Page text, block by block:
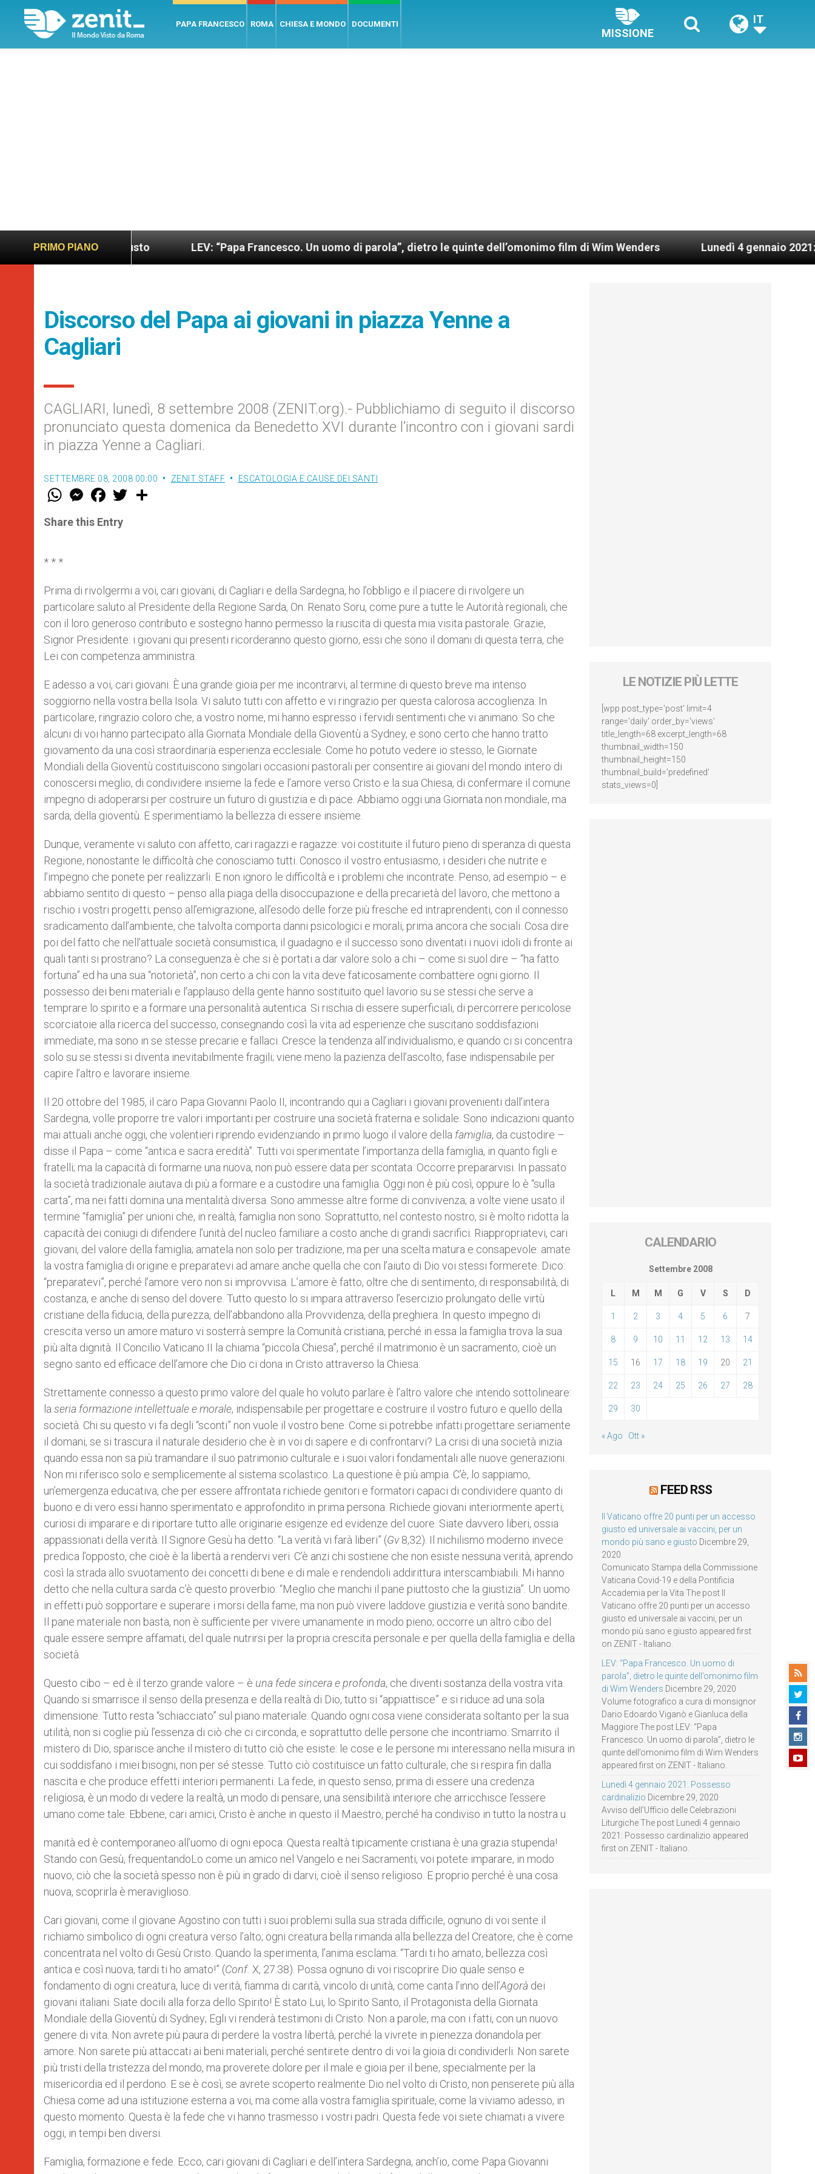
PAPA FRANCESCO ROMA CHIESA E MONDO DOCUMENTI
MISSIONE
IT
PRIMO PIANO
sano e giusto LEV: “Papa Francesco. Un uomo di parola”, dietro le quinte dell’omonimo film di Wim Wenders Lunedì 4 gennaio 2021: Possesso
Discorso del Papa ai giovani in piazza Yenne a
Cagliari
CAGLIARI, lunedì, 8 settembre 2008 (ZENIT.org).- Pubblichiamo di seguito il discorso
pronunciato questa domenica da Benedetto XVI durante l’incontro con i giovani sardi
in piazza Yenne a Cagliari.
SETTEMBRE 08, 2008 00:00 ZENIT STAFF ESCATOLOGIA E CAUSE DEI SANTI
W
t
s
M
e
s
e
F
a
e
b
w
Share this Entry
* * *
Prima di rivolgermi a voi, cari giovani, di Cagliari e della Sardegna, ho l’obbligo e il piacere di rivolgere un
particolare saluto al Presidente della Regione Sarda, On. Renato Soru, come pure a tutte le Autorità regionali, che
con il loro generoso contributo e sostegno hanno permesso la riuscita di questa mia visita pastorale. Grazie,
Signor Presidente: i giovani qui presenti ricorderanno questo giorno, essi che sono il domani di questa terra, che
Lei con competenza amministra.
E adesso a voi, cari giovani. È una grande gioia per me incontrarvi, al termine di questo breve ma intenso
soggiorno nella vostra bella Isola. Vi saluto tutti con affetto e vi ringrazio per questa calorosa accoglienza. In
particolare, ringrazio coloro che, a vostro nome, mi hanno espresso i fervidi sentimenti che vi animano. So che
alcuni di voi hanno partecipato alla Giornata Mondiale della Gioventù a Sydney, e sono certo che hanno tratto
giovamento da una così straordinaria esperienza ecclesiale. Come ho potuto vedere io stesso, le Giornate
Mondiali della Gioventù costituiscono singolari occasioni pastorali per consentire ai giovani del mondo intero di
conoscersi meglio, di condividere insieme la fede e l’amore verso Cristo e la sua Chiesa, di confermare il comune
impegno di adoperarsi per costruire un futuro di giustizia e di pace. Abbiamo oggi una Giornata non mondiale, ma
sarda, della gioventù. E sperimentiamo la bellezza di essere insieme.
Dunque, veramente vi saluto con affetto, cari ragazzi e ragazze: voi costituite il futuro pieno di speranza di questa
Regione, nonostante le difficoltà che conosciamo tutti. Conosco il vostro entusiasmo, i desideri che nutrite e
l’impegno che ponete per realizzarli. E non ignoro le difficoltà e i problemi che incontrate. Penso, ad esempio – e
abbiamo sentito di questo – penso alla piaga della disoccupazione e della precarietà del lavoro, che mettono a
rischio i vostri progetti; penso all’emigrazione, all’esodo delle forze più fresche ed intraprendenti, con il connesso
sradicamento dall’ambiente, che talvolta comporta danni psicologici e morali, prima ancora che sociali. Cosa dire
poi del fatto che nell’attuale società consumistica, il guadagno e il successo sono diventati i nuovi idoli di fronte ai
quali tanti si prostrano? La conseguenza è che si è portati a dar valore solo a chi – come si suol dire – “ha fatto
fortuna” ed ha una sua “notorietà”, non certo a chi con la vita deve faticosamente combattere ogni giorno. Il
possesso dei beni materiali e l’applauso della gente hanno sostituito quel lavorio su se stessi che serve a
temprare lo spirito e a formare una personalità autentica. Si rischia di essere superficiali, di percorrere pericolose
scorciatoie alla ricerca del successo, consegnando così la vita ad esperienze che suscitano soddisfazioni
immediate, ma sono in se stesse precarie e fallaci. Cresce la tendenza all’individualismo, e quando ci si concentra
solo su se stessi si diventa inevitabilmente fragili; viene meno la pazienza dell’ascolto, fase indispensabile per
capire l’altro e lavorare insieme.
Il 20 ottobre del 1985, il caro Papa Giovanni Paolo II, incontrando qui a Cagliari i giovani provenienti dall’intera
Sardegna, volle proporre tre valori importanti per costruire una società fraterna e solidale. Sono indicazioni quanto
mai attuali anche oggi, che volentieri riprendo evidenziando in primo luogo il valore della famiglia, da custodire –
disse il Papa – come “antica e sacra eredità”. Tutti voi sperimentate l’importanza della famiglia, in quanto figli e
fratelli; ma la capacità di formarne una nuova, non può essere data per scontata. Occorre prepararvisi. In passato
la società tradizionale aiutava di più a formare e a custodire una famiglia. Oggi non è più così, oppure lo è “sulla
carta”, ma nei fatti domina una mentalità diversa. Sono ammesse altre forme di convivenza; a volte viene usato il
termine “famiglia” per unioni che, in realtà, famiglia non sono. Soprattutto, nel contesto nostro, si è molto ridotta la
capacità dei coniugi di difendere l’unità del nucleo familiare a costo anche di grandi sacrifici. Riappropriatevi, cari
giovani, del valore della famiglia; amatela non solo per tradizione, ma per una scelta matura e consapevole: amate
la vostra famiglia di origine e preparatevi ad amare anche quella che con l’aiuto di Dio voi stessi formerete. Dico:
“preparatevi”, perché l’amore vero non si improvvisa. L’amore è fatto, oltre che di sentimento, di responsabilità, di
costanza, e anche di senso del dovere. Tutto questo lo si impara attraverso l’esercizio prolungato delle virtù
cristiane della fiducia, della purezza, dell’abbandono alla Provvidenza, della preghiera. In questo impegno di
crescita verso un amore maturo vi sosterrà sempre la Comunità cristiana, perché in essa la famiglia trova la sua
più alta dignità. Il Concilio Vaticano II la chiama “piccola Chiesa”, perché il matrimonio è un sacramento, cioè un
segno santo ed efficace dell’amore che Dio ci dona in Cristo attraverso la Chiesa.
Strettamente connesso a questo primo valore del quale ho voluto parlare è l’altro valore che intendo sottolineare:
la seria formazione intellettuale e morale, indispensabile per progettare e costruire il vostro futuro e quello della
società. Chi su questo vi fa degli “sconti” non vuole il vostro bene. Come si potrebbe infatti progettare seriamente
il domani, se si trascura il naturale desiderio che è in voi di sapere e di confrontarvi? La crisi di una società inizia
quando essa non sa più tramandare il suo patrimonio culturale e i suoi valori fondamentali alle nuove generazioni.
Non mi riferisco solo e semplicemente al sistema scolastico. La questione è più ampia. C’è, lo sappiamo,
un’emergenza educativa, che per essere affrontata richiede genitori e formatori capaci di condividere quanto di
buono e di vero essi hanno sperimentato e approfondito in prima persona. Richiede giovani interiormente aperti,
curiosi di imparare e di riportare tutto alle originarie esigenze ed evidenze del cuore. Siate davvero liberi, ossia
appassionati della verità. Il Signore Gesù ha detto: “La verità vi farà liberi” (Gv8,32). Il nichilismo moderno invece
predica l’opposto, che cioè è la libertà a rendervi veri. C’è anzi chi sostiene che non esiste nessuna verità, aprendo
così la strada allo svuotamento dei concetti di bene e di male e rendendoli addirittura interscambiabili. Mi hanno
detto che nella cultura sarda c’è questo proverbio: “Meglio che manchi il pane piuttosto che la giustizia”. Un uomo
in effetti può sopportare e superare i morsi della fame, ma non può vivere laddove giustizia e verità sono bandite.
Il pane materiale non basta, non è sufficiente per vivere umanamente in modo pieno; occorre un altro cibo del
quale essere sempre affamati, del quale nutrirsi per la propria crescita personale e per quella della famiglia e della
società.
Questo cibo – ed è il terzo grande valore – è una fede sincera e profonda, che diventi sostanza della vostra vita.
Quando si smarrisce il senso della presenza e della realtà di Dio, tutto si “appiattisce” e si riduce ad una sola
dimensione. Tutto resta “schiacciato” sul piano materiale. Quando ogni cosa viene considerata soltanto per la sua
utilità, non si coglie più l’essenza di ciò che ci circonda, e soprattutto delle persone che incontriamo. Smarrito il
mistero di Dio, sparisce anche il mistero di tutto ciò che esiste: le cose e le persone mi interessano nella misura in
cui soddisfano i miei bisogni, non per sé stesse. Tutto ciò costituisce un fatto culturale, che si respira fin dalla
nascita e che produce effetti interiori permanenti. La fede, in questo senso, prima di essere una credenza
religiosa, è un modo di vedere la realtà, un modo di pensare, una sensibilità interiore che arricchisce l’essere
umano come tale. Ebbene, cari amici, Cristo è anche in questo il Maestro, perché ha condiviso in tutto la nostra u
manità ed è contemporaneo all’uomo di ogni epoca. Questa realtà tipicamente cristiana è una grazia stupenda!
Stando con Gesù, frequentandoLo come un amico nel Vangelo e nei Sacramenti, voi potete imparare, in modo
nuovo, ciò che la società spesso non è più in grado di darvi, cioè il senso religioso. E proprio perché è una cosa
nuova, scoprirla è meraviglioso.
Cari giovani, come il giovane Agostino con tutti i suoi problemi sulla sua strada difficile, ognuno di voi sente il
richiamo simbolico di ogni creatura verso l’alto; ogni creatura bella rimanda alla bellezza del Creatore, che è come
concentrata nel volto di Gesù Cristo. Quando la sperimenta, l’anima esclama: “Tardi ti ho amato, bellezza così
antica e così nuova, tardi ti ho amato!” (Conf. X, 27.38). Possa ognuno di voi riscoprire Dio quale senso e
fondamento di ogni creatura, luce di verità, fiamma di carità, vincolo di unità, come canta l’inno dell’Agorà dei
giovani italiani. Siate docili alla forza dello Spirito! È stato Lui, lo Spirito Santo, il Protagonista della Giornata
Mondiale della Gioventù di Sydney; Egli vi renderà testimoni di Cristo. Non a parole, ma con i fatti, con un nuovo
genere di vita. Non avrete più paura di perdere la vostra libertà, perché la vivrete in pienezza donandola per
amore. Non sarete più attaccati ai beni materiali, perché sentirete dentro di voi la gioia di condividerli. Non sarete
più tristi della tristezza del mondo, ma proverete dolore per il male e gioia per il bene, specialmente per la
misericordia ed il perdono. E se è così, se avrete scoperto realmente Dio nel volto di Cristo, non penserete più alla
Chiesa come ad una istituzione esterna a voi, ma come alla vostra famiglia spirituale, come la viviamo adesso, in
questo momento. Questa è la fede che vi hanno trasmesso i vostri padri. Questa fede voi siete chiamati a vivere
oggi, in tempi ben diversi.
Famiglia, formazione e fede. Ecco, cari giovani di Cagliari e dell’intera Sardegna, anch’io, come Papa Giovanni
LE NOTIZIE PIÙ LETTE
[wpp post_type='post' limit=4
range='daily' order_by='views'
title_length=68 excerpt_length=68
thumbnail_width=150
thumbnail_height=150
thumbnail_build='predefined'
stats_views=0]
CALENDARIO
Settembre 2008
L M M G V S D
1 2 3 4 5 6 7
8 9 10 11 12 13 14
15 16 17 18 19 20 21
22 23 24 25 26 27 28
29 30
« Ago Ott »
FEED RSS
Il Vaticano offre 20 punti per un accesso
giusto ed universale ai vaccini, per un
mondo più sano e giusto Dicembre 29,
2020
Comunicato Stampa della Commissione
Vaticana Covid-19 e della Pontificia
Accademia per la Vita The post Il
Vaticano offre 20 punti per un accesso
giusto ed universale ai vaccini, per un
mondo più sano e giusto appeared first
on ZENIT - Italiano.
LEV: “Papa Francesco. Un uomo di
parola”, dietro le quinte dell’omonimo film
di Wim Wenders Dicembre 29, 2020
Volume fotografico a cura di monsignor
Dario Edoardo Viganò e Gianluca della
Maggiore The post LEV: “Papa
Francesco. Un uomo di parola”, dietro le
quinte dell’omonimo film di Wim Wenders
appeared first on ZENIT - Italiano.
Lunedì 4 gennaio 2021: Possesso
cardinalizio Dicembre 29, 2020
Avviso dell’Ufficio delle Celebrazioni
Liturgiche The post Lunedì 4 gennaio
2021: Possesso cardinalizio appeared
first on ZENIT - Italiano.